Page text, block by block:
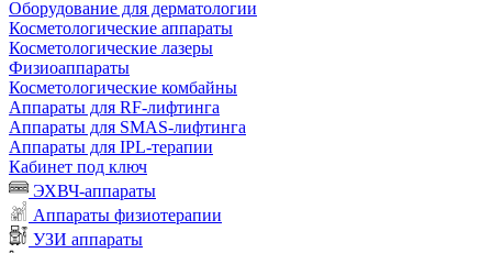
Оборудование для дерматологии
Косметологические аппараты
Косметологические лазеры
Физиоаппараты
Косметологические комбайны
Аппараты для RF-лифтинга
Аппараты для SMAS-лифтинга
Аппараты для IPL-терапии
Кабинет под ключ
ЭХВЧ-аппараты
Аппараты физиотерапии
УЗИ аппараты